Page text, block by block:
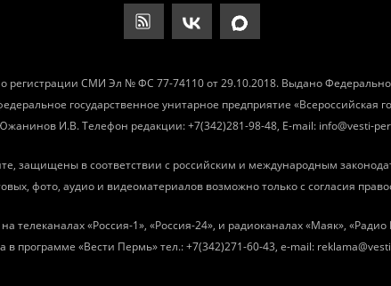
регистрации СМИ Эл № ФС 77-74110 от 29.10.2018. Выдано
государственное унитарное предприятие «Всероссийская
И.В. Телефон редакции: +7(342)281-98-48, E-mail: info@vesti-
защищены в соответствии с российским и международным
фото, аудио и видеоматериалов возможно только с согласия
телеканалах «Россия-1», «Россия-24», и радиоканалах «Маяк»,
в программе «Вести Пермь» тел.: +7(342)271-60-43, e-mail: